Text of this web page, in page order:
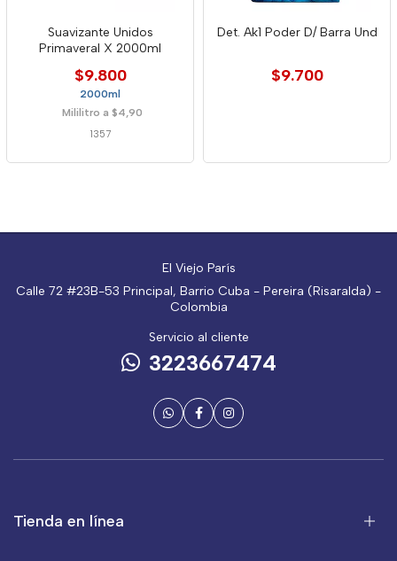
Suavizante Unidos
Primaveral X 2000ml
$9.800
2000ml
Mililitro a $4,90
1357
Det. Ak1 Poder D/ Barra Und
$9.700
El Viejo París
Calle 72 #23B-53 Principal, Barrio Cuba - Pereira (Risaralda) -
Colombia
Servicio al cliente
3223667474
Tienda en línea